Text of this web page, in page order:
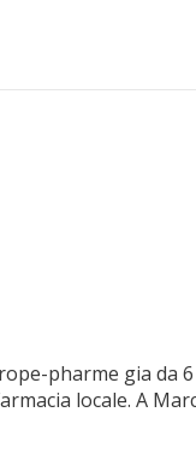
pharme gia da
locale. A